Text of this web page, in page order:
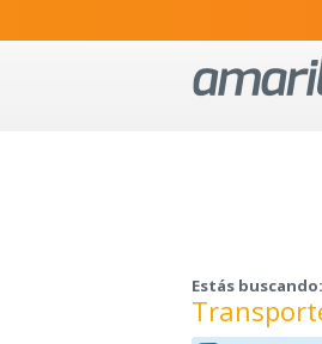
Estás buscando: